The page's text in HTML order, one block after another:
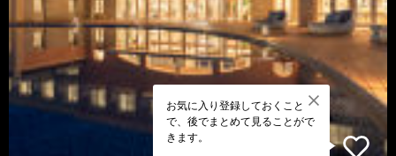
お気に入り登録しておくこと
で、後でまとめて見ることがで
きます。